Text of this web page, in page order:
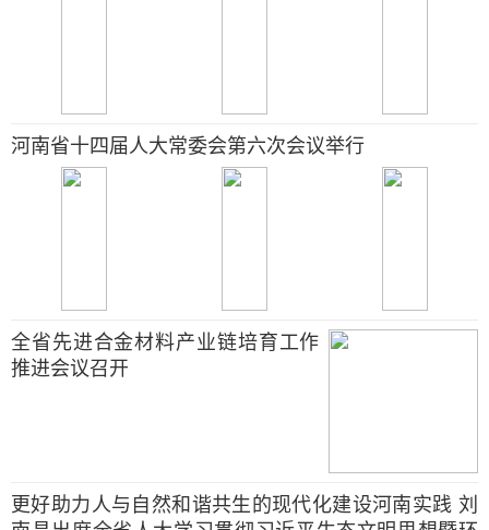
河南省十四届人大常委会第六次会议举行
全省先进合金材料产业链培育工作
推进会议召开
更好助力人与自然和谐共生的现代化建设河南实践 刘